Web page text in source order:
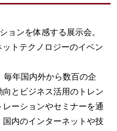
ョンを体感する展示会。
トテクノロジーのイベン
毎年国内外から数百の企
とビジネス活用のトレン
レーションやセミナーを通
内のインターネットや技